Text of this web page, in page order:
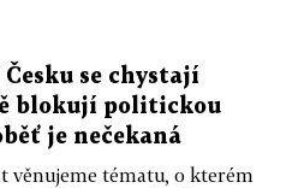
se chystají
blokují politickou
je nečekaná
věnujeme tématu, o kterém